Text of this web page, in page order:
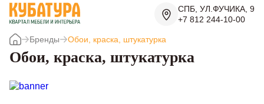
СПБ, УЛ.ФУЧИКА, 9
+7 812 244-10-00
Бренды Обои, краска, штукатурка
Обои, краска, штукатурка